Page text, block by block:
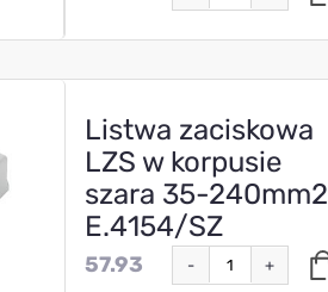
Listwa zaciskowa
LZS w korpusie
szara 35-240mm2
E.4154/SZ
57.93 - +